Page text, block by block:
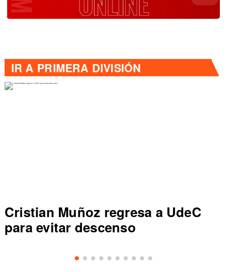
IR A PRIMERA DIVISIÓN
Cristian Muñoz regresa a UdeC
para evitar descenso